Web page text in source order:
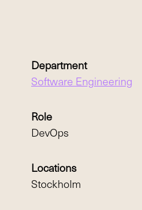
Department
Software Engineering
Role
DevOps
Locations
Stockholm